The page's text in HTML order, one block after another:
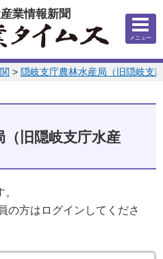
業情報新聞
メニュー
> 隠岐支庁農林水産局（旧隠岐支
（旧隠岐支庁水産
の方はログインしてくださ